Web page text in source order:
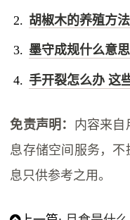
胡椒木的养殖方
墨守成规什么意
手开裂怎么办 这
免责声明： 内容来自
息存储空间服务，
息只供参考之用。